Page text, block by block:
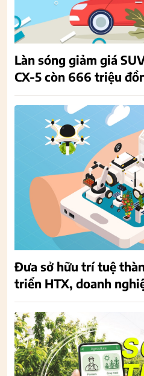
Làn sóng giảm giá
CX-5 còn 666 triệu
Đưa sở hữu trí tuệ
triển HTX, doanh